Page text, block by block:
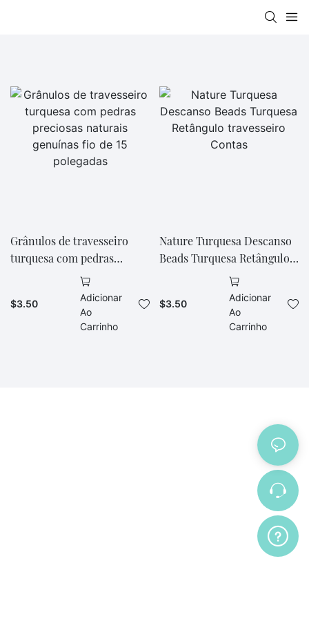
Grânulos de travesseiro
turquesa com pedras
preciosas naturais genuínas
fio de 15 polegadas
$3.50
Adicionar
Ao
Carrinho
Nature Turquesa Descanso
Beads Turquesa Retângulo
travesseiro Contas
$3.50
Adicionar
Ao
Carrinho